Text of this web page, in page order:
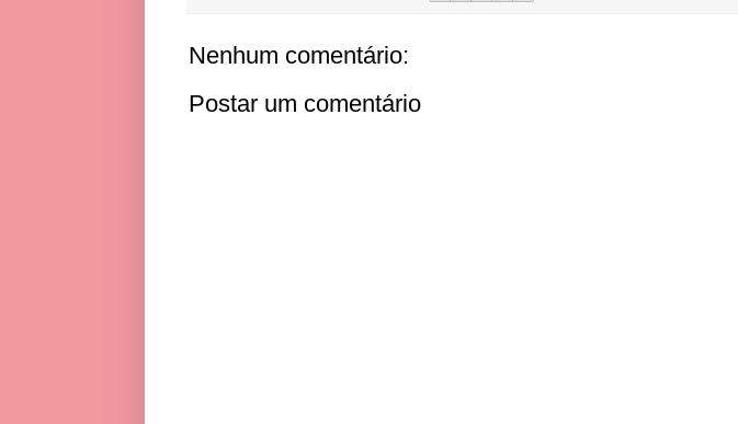
Nenhum comentário:
Postar um comentário